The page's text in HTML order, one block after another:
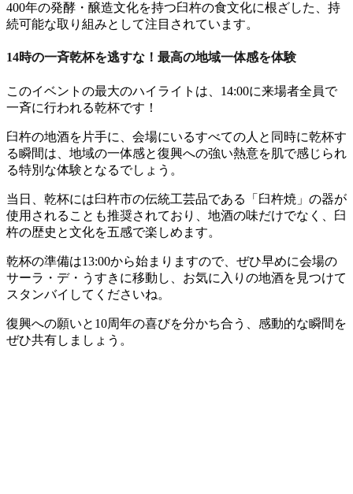
400年の発酵・醸造文化を持つ臼杵の食文化に根ざした、持
続可能な取り組みとして注目されています。
14時の一斉乾杯を逃すな！最高の地域一体感を体験
このイベントの最大のハイライトは、14:00に来場者全員で
一斉に行われる乾杯です！
臼杵の地酒を片手に、会場にいるすべての人と同時に乾杯す
る瞬間は、地域の一体感と復興への強い熱意を肌で感じられ
る特別な体験となるでしょう。
当日、乾杯には臼杵市の伝統工芸品である「臼杵焼」の器が
使用されることも推奨されており、地酒の味だけでなく、臼
杵の歴史と文化を五感で楽しめます。
乾杯の準備は13:00から始まりますので、ぜひ早めに会場の
サーラ・デ・うすきに移動し、お気に入りの地酒を見つけて
スタンバイしてくださいね。
復興への願いと10周年の喜びを分かち合う、感動的な瞬間を
ぜひ共有しましょう。